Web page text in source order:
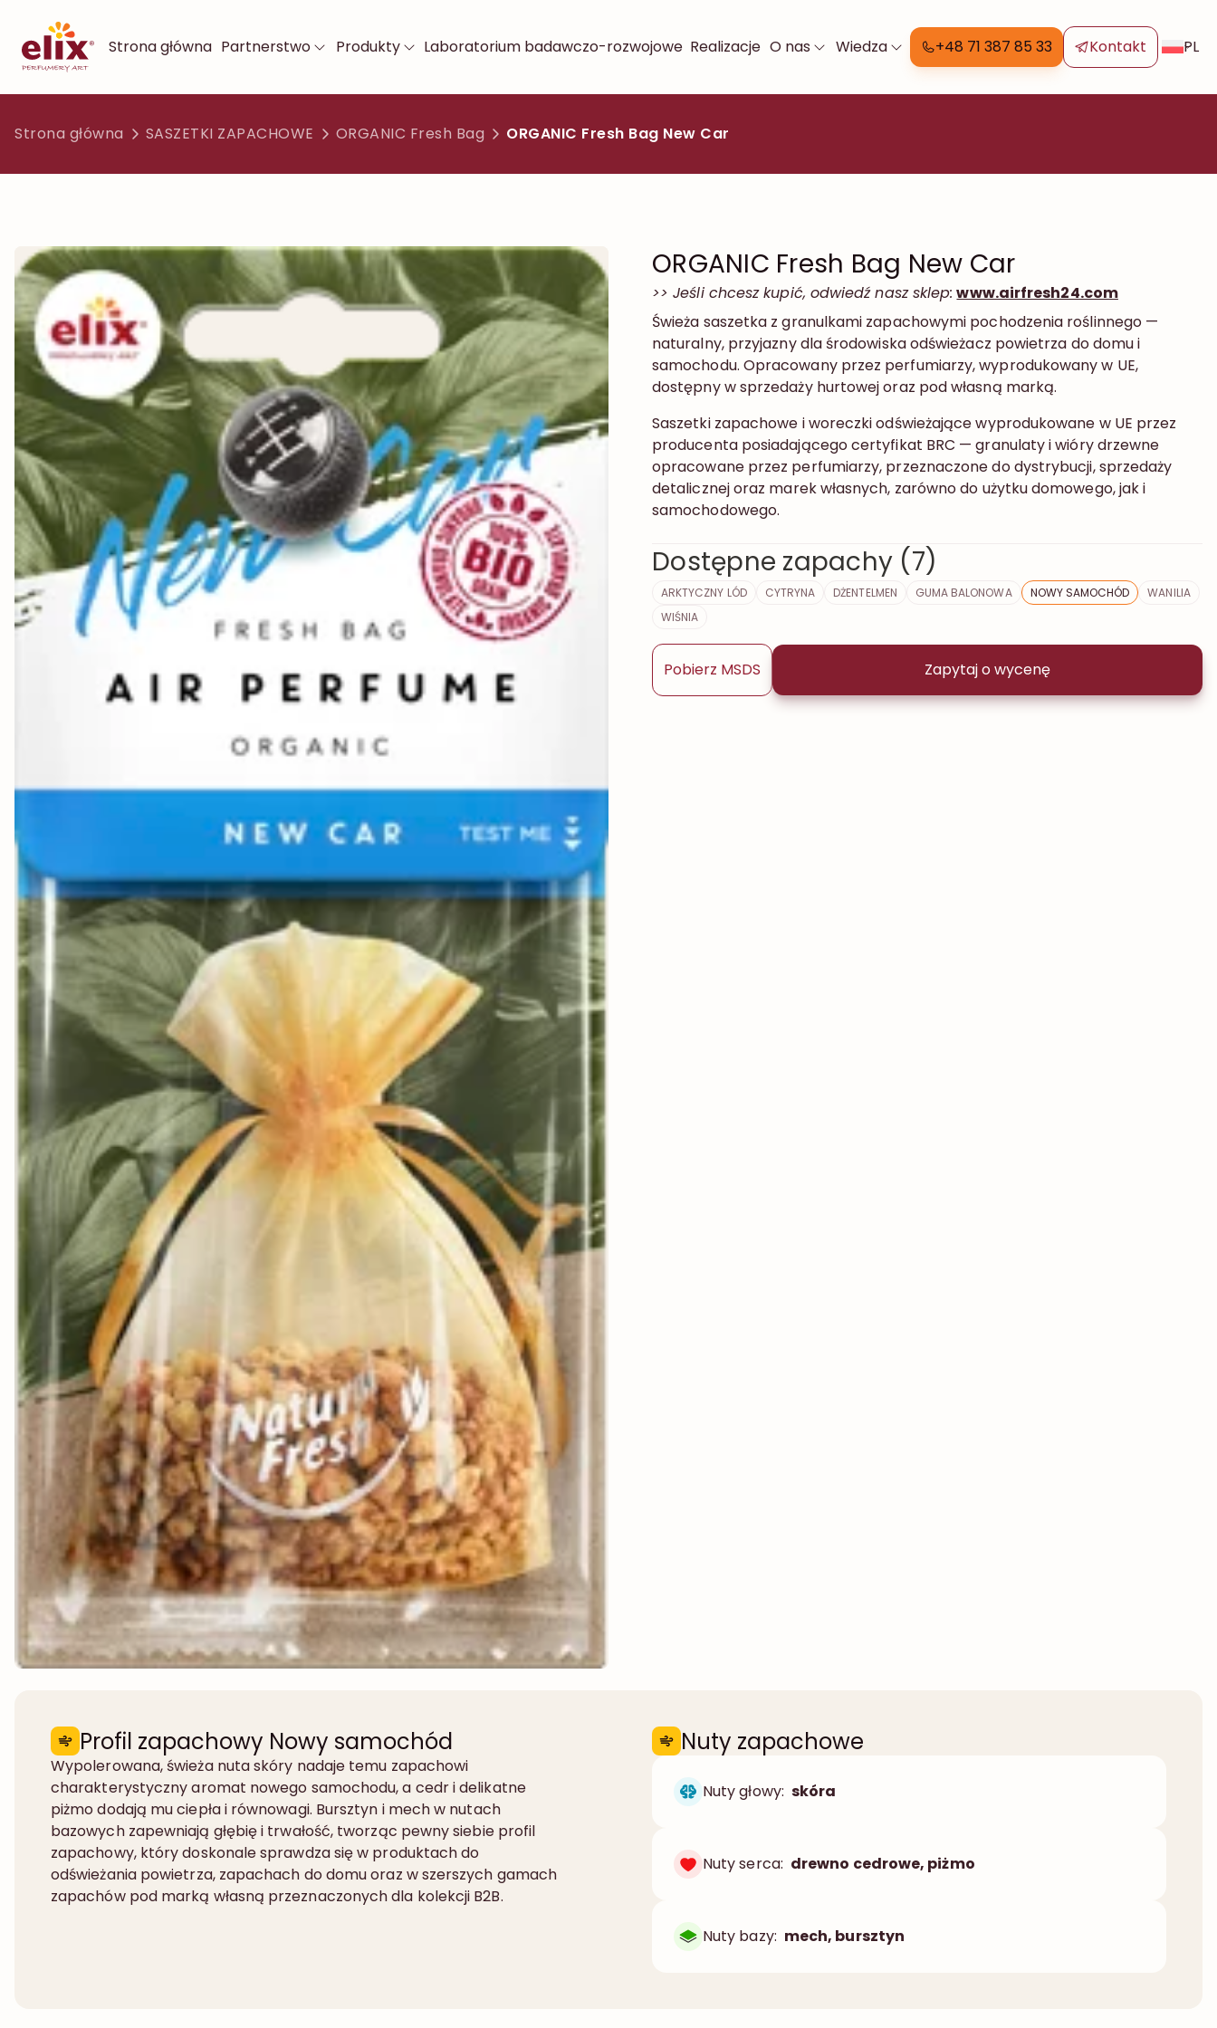
Strona główna Partnerstwo Produkty Laboratorium badawczo-rozwojowe Realizacje O nas Wiedza +48 71 387 85 33 Kontakt PL
Strona główna SASZETKI ZAPACHOWE ORGANIC Fresh Bag ORGANIC Fresh Bag New Car
ORGANIC Fresh Bag New Car
>> Jeśli chcesz kupić, odwiedź nasz sklep: www.airfresh24.com
Świeża saszetka z granulkami zapachowymi pochodzenia roślinnego —
naturalny, przyjazny dla środowiska odświeżacz powietrza do domu i
samochodu. Opracowany przez perfumiarzy, wyprodukowany w UE,
dostępny w sprzedaży hurtowej oraz pod własną marką.
Saszetki zapachowe i woreczki odświeżające wyprodukowane w UE przez
producenta posiadającego certyfikat BRC — granulaty i wióry drzewne
opracowane przez perfumiarzy, przeznaczone do dystrybucji, sprzedaży
detalicznej oraz marek własnych, zarówno do użytku domowego, jak i
samochodowego.
Dostępne zapachy (7)
ARKTYCZNY LÓD CYTRYNA DŻENTELMEN GUMA BALONOWA NOWY SAMOCHÓD
WANILIA
WIŚNIA
Pobierz MSDS Zapytaj o wycenę
Profil zapachowy Nowy samochód
Wypolerowana, świeża nuta skóry nadaje temu zapachowi
charakterystyczny aromat nowego samochodu, a cedr i delikatne
piżmo dodają mu ciepła i równowagi. Bursztyn i mech w nutach
bazowych zapewniają głębię i trwałość, tworząc pewny siebie profil
zapachowy, który doskonale sprawdza się w produktach do
odświeżania powietrza, zapachach do domu oraz w szerszych gamach
zapachów pod marką własną przeznaczonych dla kolekcji B2B.
Nuty zapachowe
Nuty głowy: skóra
Nuty serca: drewno cedrowe, piżmo
Nuty bazy: mech, bursztyn